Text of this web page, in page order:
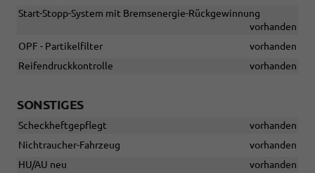
Start-Stopp-System mit Bremsenergie-Rückgewinnung
vorhanden
OPF - Partikelfilter
vorhanden
Reifendruckkontrolle
vorhanden
SONSTIGES
Scheckheftgepflegt
vorhanden
Nichtraucher-Fahrzeug
vorhanden
HU/AU neu
vorhanden